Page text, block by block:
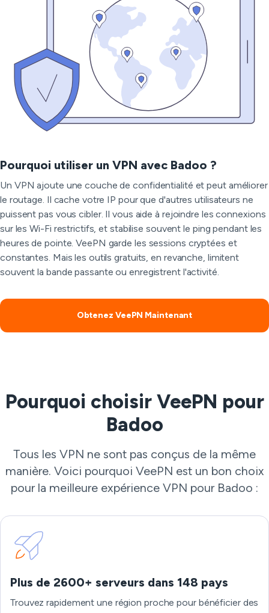
Pourquoi utiliser un VPN avec Badoo ?
Un VPN ajoute une couche de confidentialité et peut améliorer
le routage. Il cache votre IP pour que d'autres utilisateurs ne
puissent pas vous cibler. Il vous aide à rejoindre les connexions
sur les Wi-Fi restrictifs, et stabilise souvent le ping pendant les
heures de pointe. VeePN garde les sessions cryptées et
constantes. Mais les outils gratuits, en revanche, limitent
souvent la bande passante ou enregistrent l'activité.
Obtenez VeePN Maintenant
Pourquoi choisir VeePN pour
Badoo
Tous les VPN ne sont pas conçus de la même
manière. Voici pourquoi VeePN est un bon choix
pour la meilleure expérience VPN pour Badoo :
Plus de 2600+ serveurs dans 148 pays
Trouvez rapidement une région proche pour bénéficier des